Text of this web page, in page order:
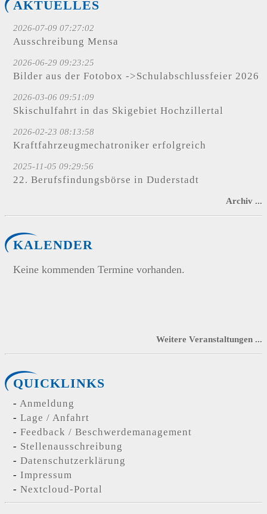
AKTUELLES
2026-07-09 07:27:02
Ausschreibung Mensa
2026-06-29 09:23:25
Bilder aus der Fotobox ->Schulabschlussfeier 2026
2026-03-06 09:51:09
Skischulfahrt in das Skigebiet Hochzillertal
2026-02-23 08:13:58
Kraftfahrzeugmechatroniker erfolgreich
2025-11-05 09:29:56
22. Berufsfindungsbörse in Duderstadt
Archiv ...
KALENDER
Keine kommenden Termine vorhanden.
Weitere Veranstaltungen ...
QUICKLINKS
Anmeldung
Lage / Anfahrt
Feedback / Beschwerdemanagement
Stellenausschreibung
Datenschutzerklärung
Impressum
Nextcloud-Portal